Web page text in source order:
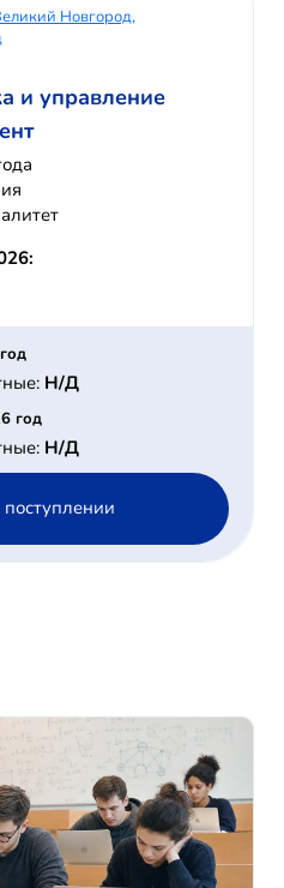
Новгород,
и управление
Н/Д
год
Н/Д